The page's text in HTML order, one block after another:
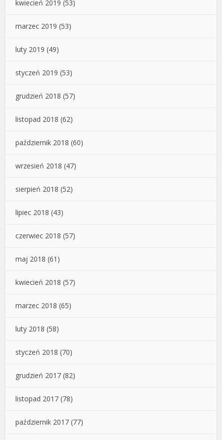
kwiecień 2019 (53)
marzec 2019 (53)
luty 2019 (49)
styczeń 2019 (53)
grudzień 2018 (57)
listopad 2018 (62)
październik 2018 (60)
wrzesień 2018 (47)
sierpień 2018 (52)
lipiec 2018 (43)
czerwiec 2018 (57)
maj 2018 (61)
kwiecień 2018 (57)
marzec 2018 (65)
luty 2018 (58)
styczeń 2018 (70)
grudzień 2017 (82)
listopad 2017 (78)
październik 2017 (77)